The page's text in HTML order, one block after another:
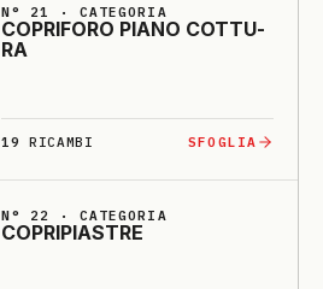
N° 21 · CATEGORIA
CO­PRI­FO­RO PIA­NO COTTU­
RA
19 RICAMBI SFOGLIA
N° 22 · CATEGORIA
CO­PRI­PIASTRE